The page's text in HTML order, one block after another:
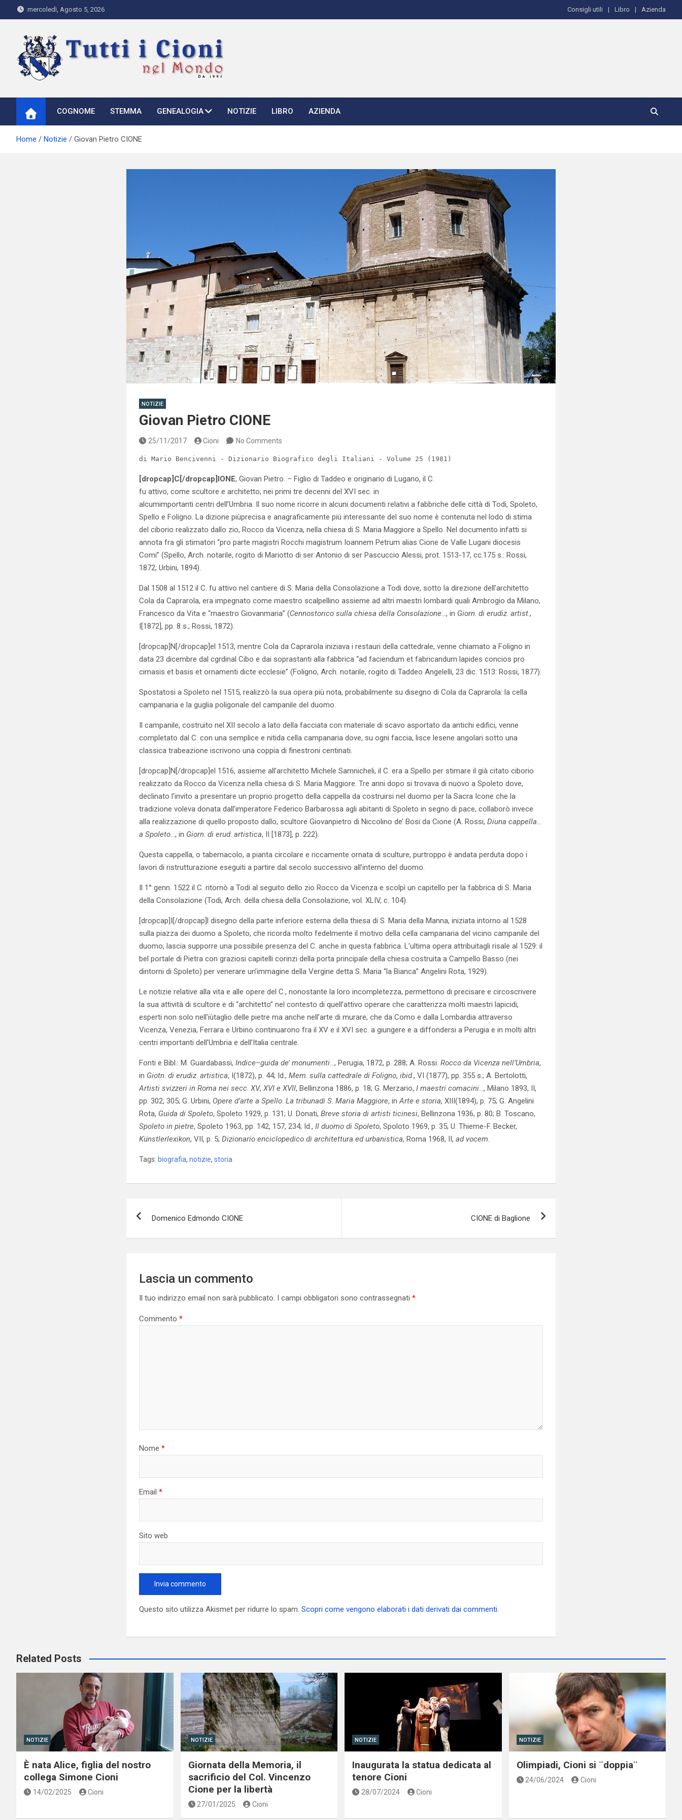
to
mercoledì, Agosto 5, 2026 Consigli utili Libro Azienda
Tutti i Cioni nel Mondo
COGNOME STEMMA GENEALOGIA NOTIZIE LIBRO AZIENDA
Home Notizie Giovan Pietro CIONE
NOTIZIE
Giovan Pietro CIONE
25/11/2017 Cioni No Comments
di Mario Bencivenni - Dizionario Biografico degli Italiani - Volume 25 (1981)
[dropcap]C[/dropcap]IONE,Giovan Pietro. – Figlio di Taddeo e originario di Lugano, il C.
fu attivo, come scultore e architetto, nei primi tre decenni del XVI sec. in
alcumimportanti centri dell’Umbria. Il suo nome ricorre in alcuni documenti relativi a fabbriche delle città di Todi, Spoleto,
Spello e Foligno. La dizione piùprecisa e anagraficamente più interessante del suo nome è contenuta nel lodo di stima
del ciborio realizzato dallo zio, Rocco da Vicenza, nella chiesa di S. Maria Maggiore a Spello. Nel documento infatti si
annota fra gli stimatori “pro parte magistri Rocchi magistrum Ioannem Petrum alias Cione de Valle Lugani diocesis
Comi” (Spello, Arch. notarile, rogito di Mariotto di ser Antonio di ser Pascuccio Alessi, prot. 1513-17, cc.175 s.: Rossi,
1872; Urbini, 1894).
Dal 1508 al 1512 il C. fu attivo nel cantiere di S. Maria della Consolazione a Todi dove, sotto la direzione dell’architetto
Cola da Caprarola, era impegnato come maestro scalpellino assieme ad altri maestri lombardi quali Ambrogio da Milano,
Francesco da Vita e “maestro Giovanmaria” (Cennostorico sulla chiesa della Consolazione…, in Giorn.di erudiz.artist.,
I[1872], pp. 8 s.; Rossi, 1872).
[dropcap]N[/dropcap]el 1513, mentre Cola da Caprarola iniziava i restauri della cattedrale, venne chiamato a Foligno in
data 23 dicembre dal cgrdinal Cibo e dai soprastanti alla fabbrica “ad faciendum et fabricandum lapides concios pro
cimasis et basis et ornamenti dicte ecclesie” (Foligno, Arch. notarile, rogito di Taddeo Angelelli, 23 dic. 1513: Rossi, 1877).
Spostatosi a Spoleto nel 1515, realizzò la sua opera più nota, probabilmente su disegno di Cola da Caprarola: la cella
campanaria e la guglia poligonale del campanile del duomo.
Il campanile, costruito nel XII secolo a lato della facciata con materiale di scavo asportato da antichi edifici, venne
completato dal C. con una semplice e nitida cella campanaria dove, su ogni faccia, lisce lesene angolari sotto una
classica trabeazione iscrivono una coppia di finestroni centinati.
[dropcap]N[/dropcap]el 1516, assieme all’architetto Michele Samnicheli, il C. era a Spello per stimare il già citato ciborio
realizzato da Rocco da Vicenza nella chiesa di S. Maria Maggiore. Tre anni dopo si trovava di nuovo a Spoleto dove,
declinato l’invito a presentare un proprio progetto della cappella da costruirsi nel duomo per la Sacra Icone che la
tradizione voleva donata dall’imperatore Federico Barbarossa agli abitanti di Spoleto in segno di pace, collaborò invece
alla realizzazione di quello proposto dallo, scultore Giovanpietro di Niccolino de’ Bosi da Cione (A. Rossi,Diuna cappella…
a Spoleto…, in Giorn.di erud.artistica, II [1873], p. 222).
Questa cappella, o tabernacolo, a pianta circolare e riccamente ornata di sculture, purtroppo è andata perduta dopo i
lavori di ristrutturazione eseguiti a partire dal secolo successivo all’interno del duomo.
Il 1° genn. 1522 il C. ritornò a Todi al seguito dello zio Rocco da Vicenza e scolpì un capitello per la fabbrica di S. Maria
della Consolazione (Todi, Arch. della chiesa della Consolazione, vol. XLIV, c. 104).
[dropcap]I[/dropcap]l disegno della parte inferiore esterna della thiesa di S. Maria della Manna, iniziata intorno al 1528
sulla piazza dei duomo a Spoleto, che ricorda molto fedelmente il motivo della cella campanaria del vicino campanile del
duomo, lascia supporre una possibile presenza del C. anche in questa fabbrica. L’ultima opera attribuitagli risale al 1529: il
bel portale di Pietra con graziosi capitelli corinzi della porta principale della chiesa costruita a Campello Basso (nei
dintorni di Spoleto) per venerare un’immagine della Vergine detta S. Maria “la Bianca” Angelini Rota, 1929).
Le notizie relative alla vita e alle opere del C., nonostante la loro incompletezza, permettono di precisare e circoscrivere
la sua attività di scultore e di “architetto” nel contesto di quell’attivo operare che caratterizza molti maestri lapicidi,
esperti non solo nell’iùtaglio delle pietre ma anche nell’arte di murare, che da Como e dalla Lombardia attraverso
Vicenza, Venezia, Ferrara e Urbino continuarono fra il XV e il XVI sec. a giungere e a diffondersi a Perugia e in molti altri
centri importanti dell’Umbria e dell’Italia centrale.
Fonti e Bibl.: M. Guardabassi,Indice–guida de’ monumenti…, Perugia, 1872, p. 288; A. Rossi.Rocco da Vicenza nell’Umbria,
in Giotn.di erudiz.artistica, I(1872), p. 44; Id.,Mem.sulla cattedrale di Foligno,ibid., VI (1877), pp. 355 s.; A. Bertolotti,
Artisti svizzeri in Roma nei secc.XV,XVI e XVII, Bellinzona 1886, p. 18; G. Merzario,I maestri comacini…, Milano 1893, II,
pp. 302, 305; G. Urbini, Opere d’arte a Spello.La tribunadi S.Maria Maggiore, inArte e storia, XIII(1894), p. 75; G. Angelini
Rota, Guida di Spoleto, Spoleto 1929, p. 131; U. Donati,Breve storia di artisti ticinesi, Bellinzona 1936, p. 80; B. Toscano,
Spoleto in pietre, Spoleto 1963, pp. 142, 157, 234; Id.,Il duomo di Spoleto, Spoloto 1969, p. 35; U. Thieme-F. Becker,
Künstlerlexikon, VII, p. 5;Dizionario enciclopedico di architettura ed urbanistica, Roma 1968, II,ad vocem.
Tags: biografia,notizie,storia
Navigazione
Domenico Edmondo CIONE CIONE di Baglione
Lascia un commento
Il tuo indirizzo email non sarà pubblicato. I campi obbligatori sono contrassegnati*
Commento*
Nome*
Email*
Sito web
Questo sito utilizza Akismet per ridurre lo spam.Scopri come vengono elaborati i dati derivati dai commenti.
Related Posts
NOTIZIE
È nata Alice, figlia del nostro
collega Simone Cioni
14/02/2025 Cioni
NOTIZIE
Giornata della Memoria, il
sacrificio del Col. Vincenzo
Cione per la libertà
27/01/2025 Cioni
NOTIZIE
Inaugurata la statua dedicata al
tenore Cioni
28/07/2024 Cioni
NOTIZIE
Olimpiadi, Cioni si ¨doppia¨
24/06/2024 Cioni